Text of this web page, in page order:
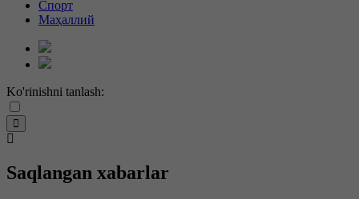
Спорт
Маҳаллий
Ko'rinishni tanlash:
Saqlangan xabarlar